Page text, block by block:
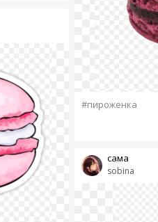
#пироженка
sobina
сама